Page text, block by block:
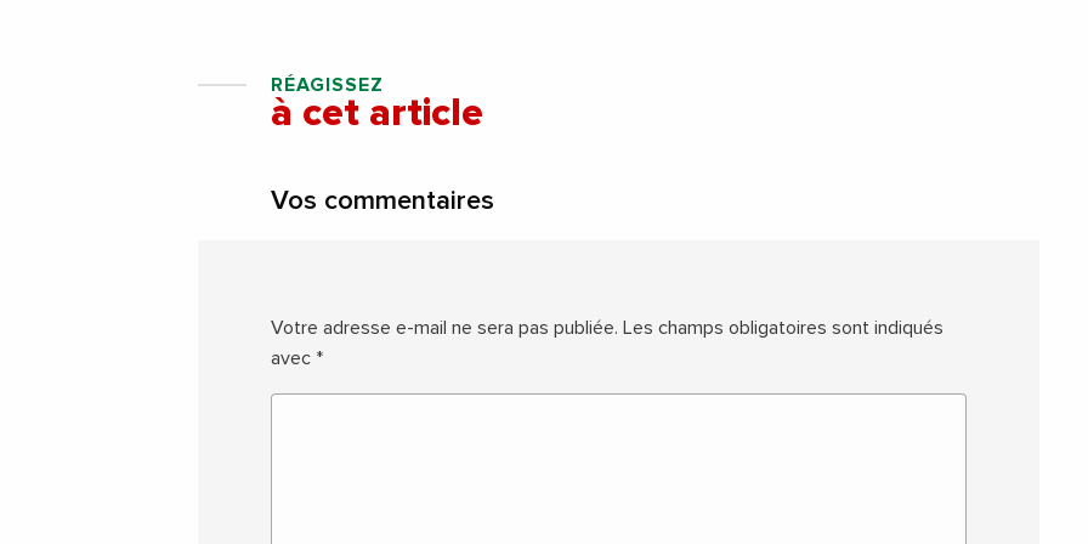
RÉAGISSEZ
à cet article
Vos commentaires
Votre adresse e-mail ne sera pas publiée. Les champs obligatoires sont indiqués
avec *